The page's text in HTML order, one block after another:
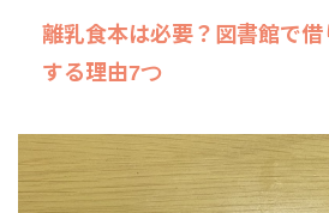
離乳食本は必要？図書館で
する理由7つ